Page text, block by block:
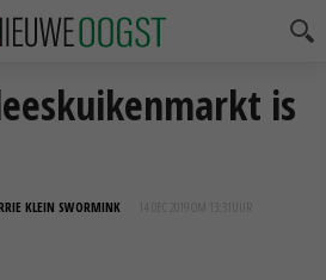
is
KLEIN SWORMINK 14 DEC 2019 OM 13:31